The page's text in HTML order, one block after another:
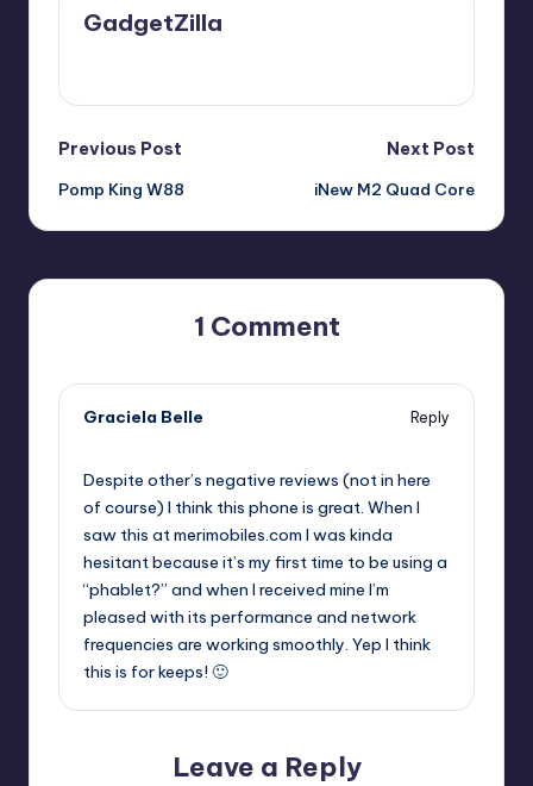
GadgetZilla
Post
navigation
Previous Post
Pomp King W88
Next Post
iNew M2 Quad Core
1 Comment
Graciela Belle
Reply
Despite other’s negative reviews (not in here
of course) I think this phone is great. When I
saw this at merimobiles.com I was kinda
hesitant because it’s my first time to be using a
“phablet?” and when I received mine I’m
pleased with its performance and network
frequencies are working smoothly. Yep I think
this is for keeps! 🙂
Leave a Reply